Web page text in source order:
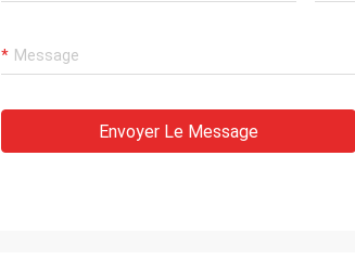
Envoyer Le Message